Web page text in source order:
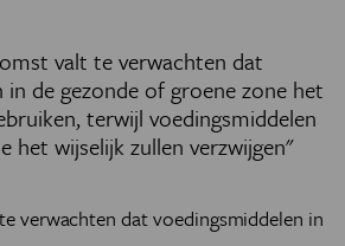
valt te verwachten dat
in de gezonde of groene zone het
terwijl voedingsmiddelen
het wijselijk zullen verzwijgen"
verwachten dat voedingsmiddelen in